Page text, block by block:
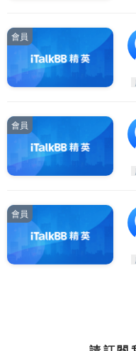
會員
會員
會員